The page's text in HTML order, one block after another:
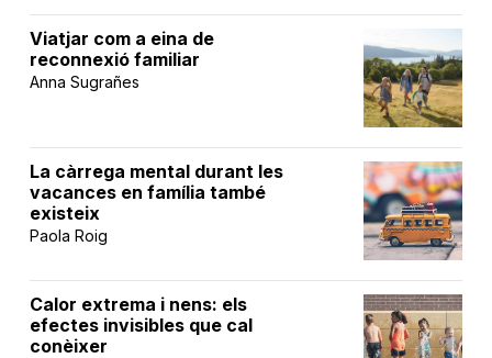
Viatjar com a eina de
reconnexió familiar
Anna Sugrañes
La càrrega mental durant les
vacances en família també
existeix
Paola Roig
Calor extrema i nens: els
efectes invisibles que cal
conèixer